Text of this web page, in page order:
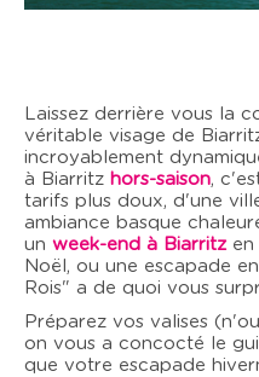
Laissez derrière vous la
véritable visage de
incroyablement
à Biarritz hors-saison,
tarifs plus doux, d'une
ambiance basque
un week-end à Biarritz en
Noël, ou une escapade
Rois" a de quoi vous
Préparez vos valises
on vous a concocté le
que votre escapade